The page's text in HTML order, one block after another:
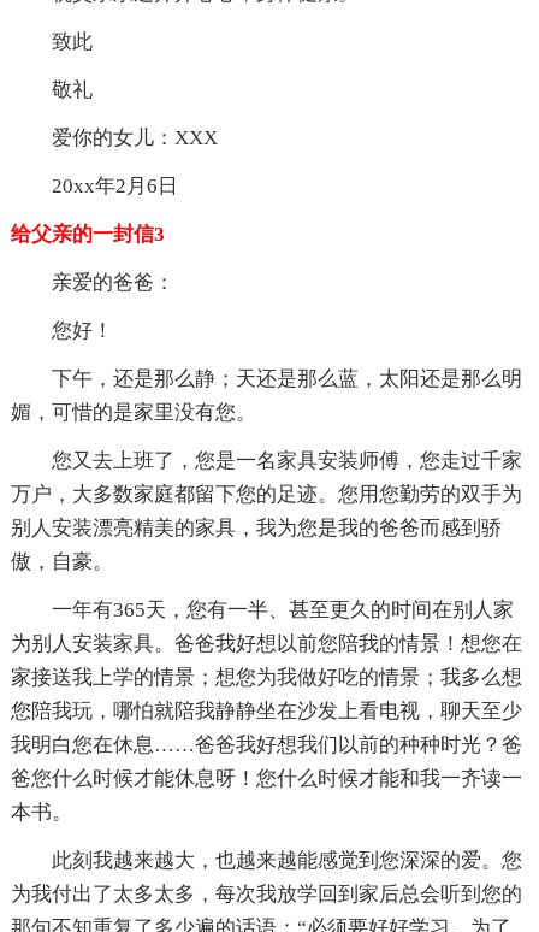
致此
敬礼
爱你的女儿：XXX
20xx年2月6日
给父亲的一封信3
亲爱的爸爸：
您好！
下午，还是那么静；天还是那么蓝，太阳还是那么明
媚，可惜的是家里没有您。
您又去上班了，您是一名家具安装师傅，您走过千家
万户，大多数家庭都留下您的足迹。您用您勤劳的双手为
别人安装漂亮精美的家具，我为您是我的爸爸而感到骄
傲，自豪。
一年有365天，您有一半、甚至更久的时间在别人家
为别人安装家具。爸爸我好想以前您陪我的情景！想您在
家接送我上学的情景；想您为我做好吃的情景；我多么想
您陪我玩，哪怕就陪我静静坐在沙发上看电视，聊天至少
我明白您在休息……爸爸我好想我们以前的种种时光？爸
爸您什么时候才能休息呀！您什么时候才能和我一齐读一
本书。
此刻我越来越大，也越来越能感觉到您深深的爱。您
为我付出了太多太多，每次我放学回到家后总会听到您的
那句不知重复了多少遍的话语：“必须要好好学习。为了